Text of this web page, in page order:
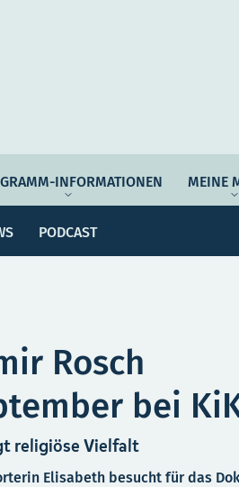
PODCAST
INFORMATIONEN MEINE
Verantwortung
Dossiers
Rosch
bei
religiöse Vielfalt
Elisabeth besucht für das